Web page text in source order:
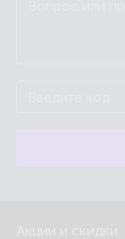
Акции и скидки